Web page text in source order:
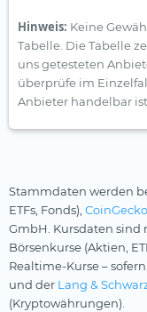
Hinweis: Keine
Tabelle. Die Tabelle
uns getesteten
überprüfe im
Anbieter handelbar
Stammdaten werden
ETFs, Fonds), CoinGecko
GmbH. Kursdaten sind
Börsenkurse (Aktien,
Realtime-Kurse –
und der Lang &
(Kryptowährungen).